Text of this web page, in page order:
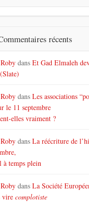
récents
dansEt Gad Elmaleh
dansLes associations
le 11 septembre
elles vraiment ?
dansLa réécriture de
à temps plein
dansLa Société
virecomplotiste